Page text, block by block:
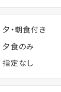
夕・朝食付き
夕食のみ
指定なし